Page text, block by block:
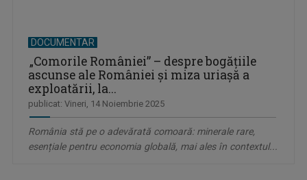
DOCUMENTAR
„Comorile României” – despre bogățiile
ascunse ale României și miza uriașă a
exploatării, la...
publicat: Vineri, 14 Noiembrie 2025
România stă pe o adevărată comoară: minerale rare,
esențiale pentru economia globală, mai ales în contextul...